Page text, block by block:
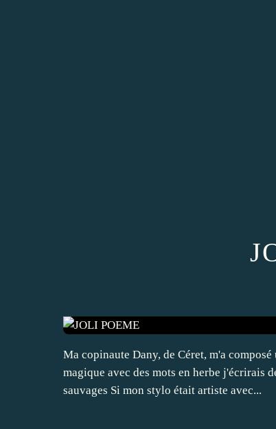
Ma copinaute Dany, de Céret, m'a
magique avec des mots en herbe j'écrirais
sauvages Si mon stylo était artiste avec...